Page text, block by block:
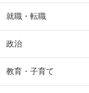
就職・転職
政治
教育・子育て